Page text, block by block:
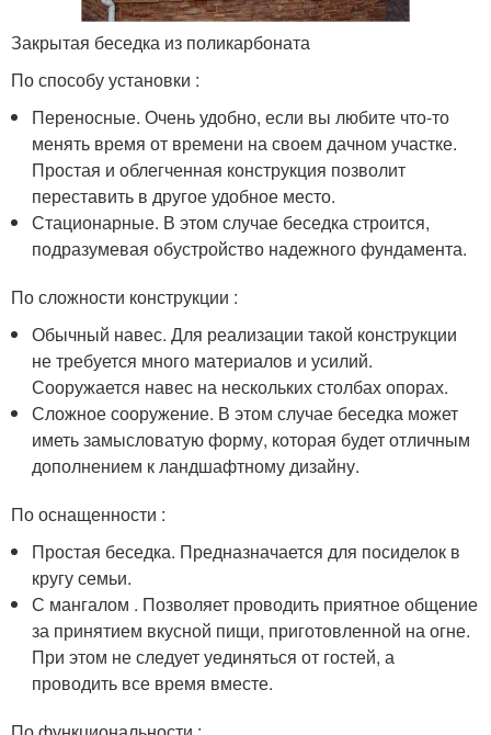
Закрытая беседка из поликарбоната
По способу установки :
Переносные. Очень удобно, если вы любите что-то
менять время от времени на своем дачном участке.
Простая и облегченная конструкция позволит
переставить в другое удобное место.
Стационарные. В этом случае беседка строится,
подразумевая обустройство надежного фундамента.
По сложности конструкции :
Обычный навес. Для реализации такой конструкции
не требуется много материалов и усилий.
Сооружается навес на нескольких столбах опорах.
Сложное сооружение. В этом случае беседка может
иметь замысловатую форму, которая будет отличным
дополнением к ландшафтному дизайну.
По оснащенности :
Простая беседка. Предназначается для посиделок в
кругу семьи.
С мангалом . Позволяет проводить приятное общение
за принятием вкусной пищи, приготовленной на огне.
При этом не следует уединяться от гостей, а
проводить все время вместе.